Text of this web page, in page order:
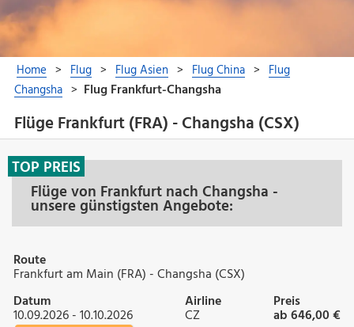
Flüge Frankfurt (FRA) - Changsha (CSX)
Flüge von Frankfurt nach Changsha -
unsere günstigsten Angebote:
TOP PREIS
Route
Frankfurt am Main (FRA) - Changsha (CSX)
Datum
10.09.2026 - 10.10.2026
Airline
CZ
Preis
ab 646,00 €